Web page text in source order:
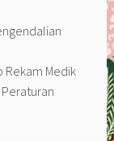
Rekam Medik